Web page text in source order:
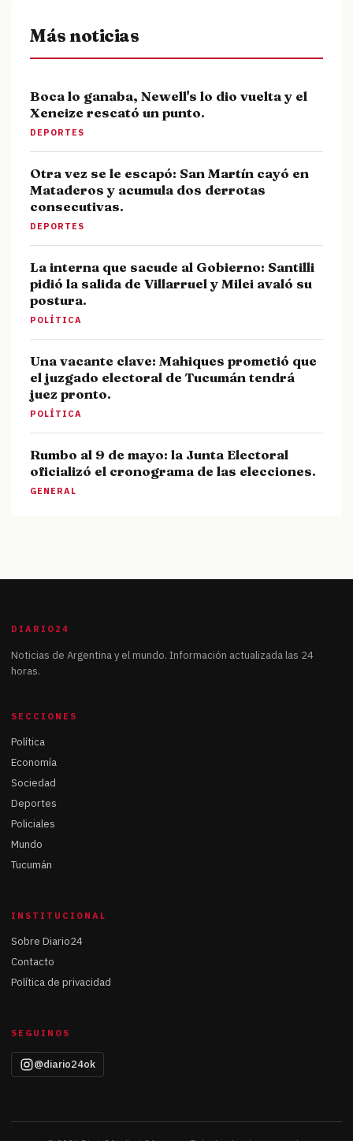
Más noticias
Boca lo ganaba, Newell's lo dio vuelta y el
Xeneize rescató un punto.
DEPORTES
Otra vez se le escapó: San Martín cayó en
Mataderos y acumula dos derrotas
consecutivas.
DEPORTES
La interna que sacude al Gobierno: Santilli
pidió la salida de Villarruel y Milei avaló su
postura.
POLÍTICA
Una vacante clave: Mahiques prometió que
el juzgado electoral de Tucumán tendrá
juez pronto.
POLÍTICA
Rumbo al 9 de mayo: la Junta Electoral
oficializó el cronograma de las elecciones.
GENERAL
DIARIO24
Noticias de Argentina y el mundo. Información actualizada las 24
horas.
SECCIONES
Política
Economía
Sociedad
Deportes
Policiales
Mundo
Tucumán
INSTITUCIONAL
Sobre Diario24
Contacto
Política de privacidad
SEGUINOS
@diario24ok